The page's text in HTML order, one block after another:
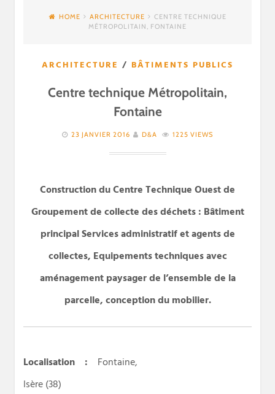
HOME ARCHITECTURE
CENTRE TECHNIQUE
MÉTROPOLITAIN, FONTAINE
ARCHITECTURE / BÂTIMENTS PUBLICS
Centre technique Métropolitain,
Fontaine
23 JANVIER 2016 D&A 1225 VIEWS
Construction du Centre Technique Ouest de
Groupement de collecte des déchets : Bâtiment
principal Services administratif et agents de
collectes, Equipements techniques avec
aménagement paysager de l’ensemble de la
parcelle, conception du mobilier.
Localisation : Fontaine,
Isère (38)